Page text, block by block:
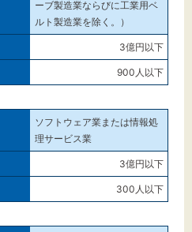
ーブ製造業ならびに工業用ベ
ルト製造業を除く。）
3億円以下
900人以下
ソフトウェア業または情報処
理サービス業
3億円以下
300人以下